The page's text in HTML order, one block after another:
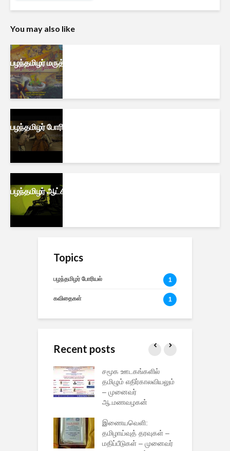
You may also like
பழந்தமிழர் மருத்துவம்
பழந்தமிழர் போரியல்
பழந்தமிழர் ஆட்சித்திறன்
Topics
பழந்தமிழர் போரியல் 1
கவிதைகள் 1
Recent posts
சமூக ஊடகங்களில்
தமிழும் எதிர்காலவியலும்
– முனைவர்
ஆ.மணவழகன்
இணையவெளி:
தமிழாய்வுத் தரவுகள் –
மதிப்பீடுகள் – முனைவர்